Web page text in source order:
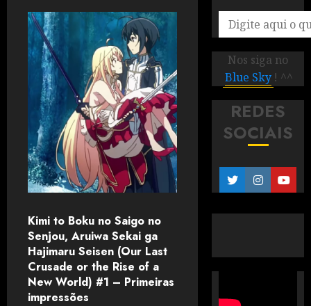
Kimi to Boku no Saigo no
Senjou, Aruiwa Sekai ga
Hajimaru Seisen (Our Last
Crusade or the Rise of a
New World) #1 – Primeiras
impressões
Nos siga no
Blue Sky ! ^^
REDES
SOCIAIS